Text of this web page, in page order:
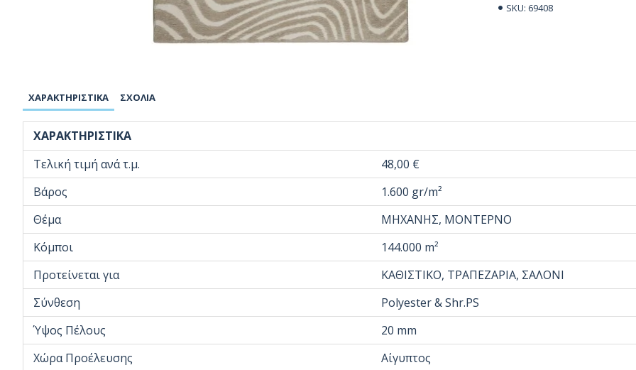
SKU: 69408
ΧΑΡΑΚΤΗΡΙΣΤΙΚΆ ΣΧΌΛΙΑ
ΧΑΡΑΚΤΗΡΙΣΤΙΚΆ
Τελική τιμή ανά τ.μ.
48,00 €
Βάρος
1.600 gr/m²
Θέμα
ΜΗΧΑΝΗΣ, ΜΟΝΤΕΡΝΟ
Κόμποι
144.000 m²
Προτείνεται για
ΚΑΘΙΣΤΙΚΟ, ΤΡΑΠΕΖΑΡΙΑ, ΣΑΛΟΝΙ
Σύνθεση
Polyester & Shr.PS
Ύψος Πέλους
20 mm
Χώρα Προέλευσης
Αίγυπτος